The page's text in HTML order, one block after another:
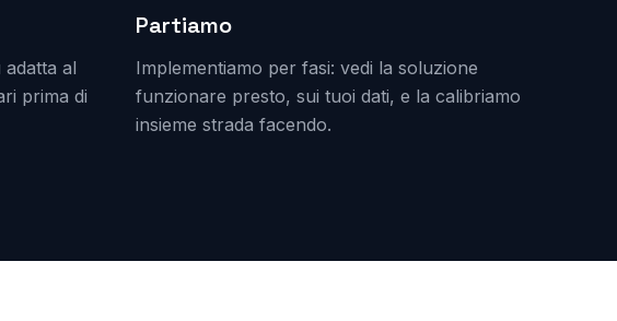
al
prima di
Partiamo
Implementiamo per fasi: vedi la soluzione
funzionare presto, sui tuoi dati, e la calibriamo
insieme strada facendo.